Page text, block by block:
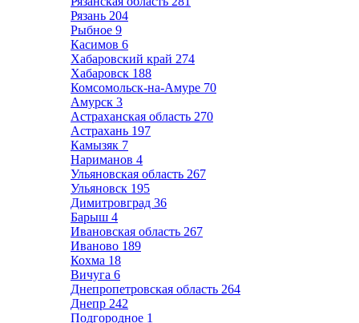
Рязань 204
Рыбное 9
Касимов 6
Хабаровский край 274
Хабаровск 188
Комсомольск-на-Амуре 70
Амурск 3
Астраханская область 270
Астрахань 197
Камызяк 7
Нариманов 4
Ульяновская область 267
Ульяновск 195
Димитровград 36
Барыш 4
Ивановская область 267
Иваново 189
Кохма 18
Вичуга 6
Днепропетровская область 264
Днепр 242
Подгородное 1